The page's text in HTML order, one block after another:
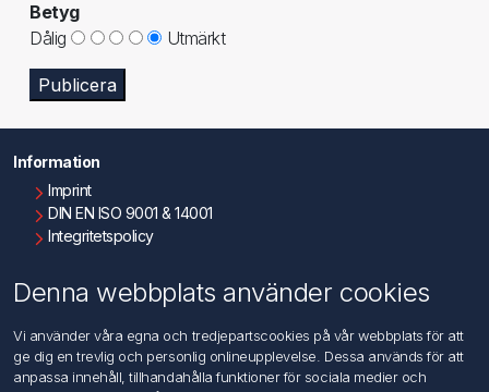
Betyg
Dålig
Utmärkt
Publicera
Information
Imprint
DIN EN ISO 9001 & 14001
Integritetspolicy
Kontakta oss
Kundtjänst
Denna webbplats använder cookies
Vi använder våra egna och tredjepartscookies på vår webbplats för att
ge dig en trevlig och personlig onlineupplevelse. Dessa används för att
anpassa innehåll, tillhandahålla funktioner för sociala medier och